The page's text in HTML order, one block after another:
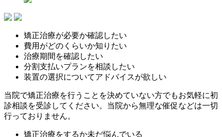
矯正治療が必要か確認したい
費用がどのくらいか知りたい
治療期間を確認したい
分割支払いプランを相談したい
装置の選択についてアドバイスが欲しい
当院で矯正治療を行うことを決めていない方でもお気軽に初
診相談を受診してください。当院から無理な催促などは一切
行っておりません。
矯正治療をするか未だ悩んでいる